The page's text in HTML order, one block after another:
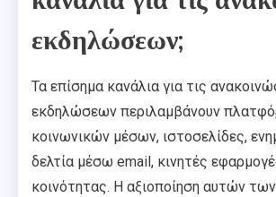
εκδηλώσεων;
Τα επίσημα κανάλια για τις
εκδηλώσεων περιλαμβάνουν
κοινωνικών μέσων, ιστοσελίδες,
δελτία μέσω email, κινητές
κοινότητας. Η αξιοποίηση αυτών